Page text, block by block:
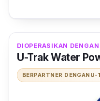
DIOPERASIKAN
U-Trak Water
BERPARTNER DENGAN U-